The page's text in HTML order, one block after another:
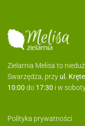
Zielarnia Melisa to
Swarzędza, przy ul.
10:00 do 17:30 i w
Polityka prywatności